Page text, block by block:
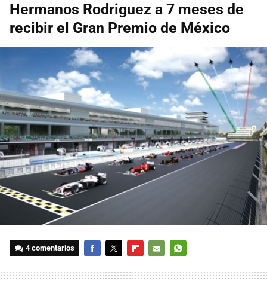
Hermanos Rodriguez a 7 meses de
recibir el Gran Premio de México
4 comentarios